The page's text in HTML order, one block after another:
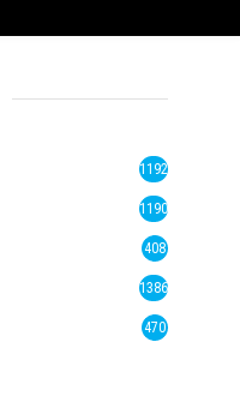
1192
1190
408
1386
470